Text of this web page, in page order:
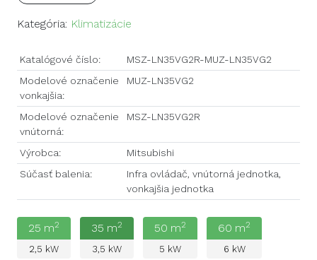
Kategória: Klimatizácie
Katalógové číslo:
MSZ-LN35VG2R-MUZ-LN35VG2
Modelové označenie
vonkajšia:
MUZ-LN35VG2
Modelové označenie
vnútorná:
MSZ-LN35VG2R
Výrobca:
Mitsubishi
Súčasť balenia:
Infra ovládač, vnútorná jednotka,
vonkajšia jednotka
25 m2
2,5 kW
35 m2
3,5 kW
50 m2
5 kW
60 m2
6 kW